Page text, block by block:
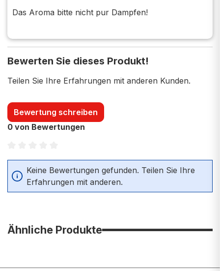
Das Aroma bitte nicht pur Dampfen!
Bewerten Sie dieses Produkt!
Teilen Sie Ihre Erfahrungen mit anderen Kunden.
Bewertung schreiben
0 von Bewertungen
Durchschnittliche Bewertung von 0 von 5 Sternen
Keine Bewertungen gefunden. Teilen Sie Ihre
Erfahrungen mit anderen.
Ähnliche Produkte